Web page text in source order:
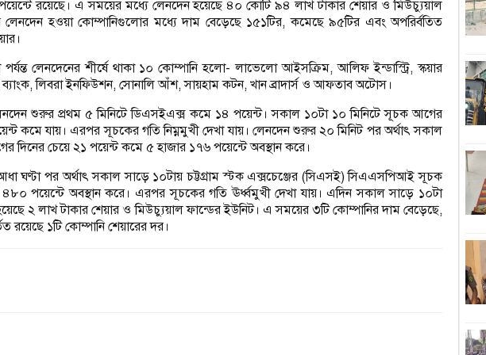
রয়েছে। এ সময়ের মধ্যে লেনদেন হয়েছে ৪০ কোটি ৯৪ লাখ টাকার শেয়ার ও মিউচ্যুয়াল
হওয়া কোম্পানিগুলোর মধ্যে দাম বেড়েছে ১৫১টির, কমেছে ৯৫টির এবং অপরির্বতিত
লেনদেনের শীর্ষে থাকা ১০ কোম্পানি হলো- লাভেলো আইসক্রিম, আলিফ ইন্ডাস্ট্রি, স্কয়ার
ব্যাংক, লিবরা ইনফিউশন, সোনালি আঁশ, সায়হাম কটন, খান ব্রাদার্স ও আফতাব অটোস।
শুরুর প্রথম ৫ মিনিটে ডিএসইএক্স কমে ১৪ পয়েন্ট। সকাল ১০টা ১০ মিনিটে সূচক আগের
কমে যায়। এরপর সূচকের গতি নিম্নমুখী দেখা যায়। লেনদেন শুরুর ২০ মিনিট পর অর্থাৎ সকাল
দিনের চেয়ে ২১ পয়েন্ট কমে ৫ হাজার ১৭৬ পয়েন্টে অবস্থান করে।
ঘণ্টা পর অর্থাৎ সকাল সাড়ে ১০টায় চট্টগ্রাম স্টক এক্সচেঞ্জের (সিএসই) সিএএসপিআই সূচক
পয়েন্টে অবস্থান করে। এরপর সূচকের গতি ঊর্ধ্বমুখী দেখা যায়। এদিন সকাল সাড়ে ১০টা
২ লাখ টাকার শেয়ার ও মিউচ্যুয়াল ফান্ডের ইউনিট। এ সময়ের ৩টি কোম্পানির দাম বেড়েছে,
রয়েছে ১টি কোম্পানি শেয়ারের দর।